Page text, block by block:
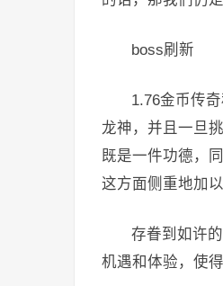
boss刷新
1.76金币传
龙神，并且一旦
既是一件功德，
这方面侧重地加以
存眷到如许
机遇和体验，使